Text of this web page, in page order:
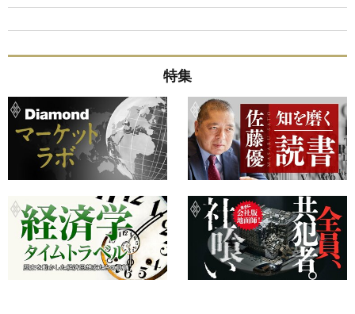
特集